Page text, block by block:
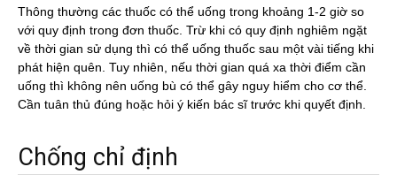
Thông thường các thuốc có thể uống trong khoảng 1-2 giờ so
với quy định trong đơn thuốc. Trừ khi có quy định nghiêm ngặt
về thời gian sử dụng thì có thể uống thuốc sau một vài tiếng khi
phát hiện quên. Tuy nhiên, nếu thời gian quá xa thời điểm cần
uống thì không nên uống bù có thể gây nguy hiểm cho cơ thể.
Cần tuân thủ đúng hoặc hỏi ý kiến bác sĩ trước khi quyết định.
Chống chỉ định